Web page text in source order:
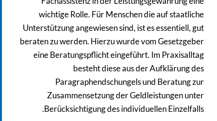
wichtige Rolle. Für Menschen die auf staatliche
Unterstützung angewiesen sind, ist es essentiell, gut
beraten zu werden. Hierzu wurde vom Gesetzgeber
eine Beratungspflicht eingeführt. Im Praxisalltag
besteht diese aus der Aufklärung des
Paragraphendschungels und Beratung zur
Zusammensetzung der Geldleistungen unter
Berücksichtigung des individuellen Einzelfalls.